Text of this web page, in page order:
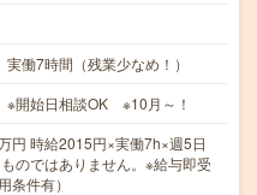
働7時間（残業少なめ！）
開始日相談OK ※10月～！
時給2015円×実働7h×週5日
のではありません。※給与即受
条件有）